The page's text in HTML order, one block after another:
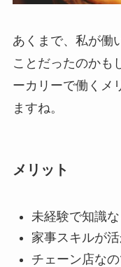
あくまで、私が働
ことだったのかも
ーカリーで働くメ
ますね。
メリット
未経験で知識
家事スキルが
チェーン店な